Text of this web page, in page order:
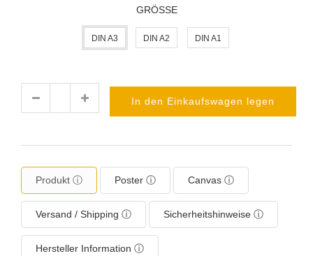
GRÖSSE
DIN A3 DIN A2 DIN A1
In den Einkaufswagen legen
Produkt ⓘ Poster ⓘ Canvas ⓘ
Versand / Shipping ⓘ Sicherheitshinweise ⓘ
Hersteller Information ⓘ